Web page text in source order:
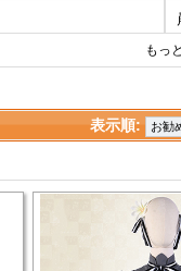
もっと
表示順: